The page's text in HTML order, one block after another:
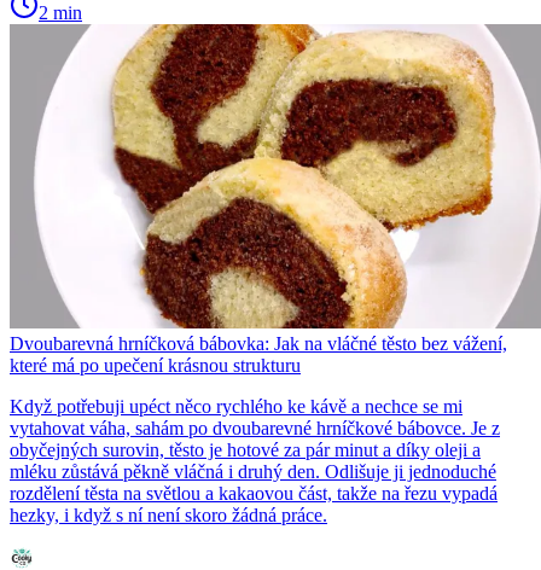
2 min
Dvoubarevná hrníčková bábovka: Jak na vláčné těsto bez vážení,
které má po upečení krásnou strukturu
Když potřebuji upéct něco rychlého ke kávě a nechce se mi
vytahovat váha, sahám po dvoubarevné hrníčkové bábovce. Je z
obyčejných surovin, těsto je hotové za pár minut a díky oleji a
mléku zůstává pěkně vláčná i druhý den. Odlišuje ji jednoduché
rozdělení těsta na světlou a kakaovou část, takže na řezu vypadá
hezky, i když s ní není skoro žádná práce.